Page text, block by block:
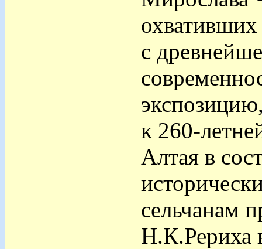
с
к 260-
Алтая в
сельчанам
Н.К.Рериха